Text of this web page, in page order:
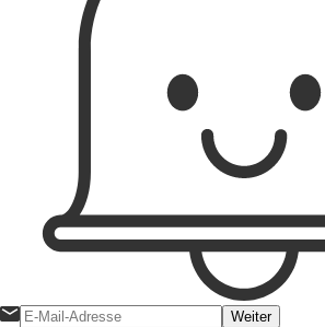
Weiter